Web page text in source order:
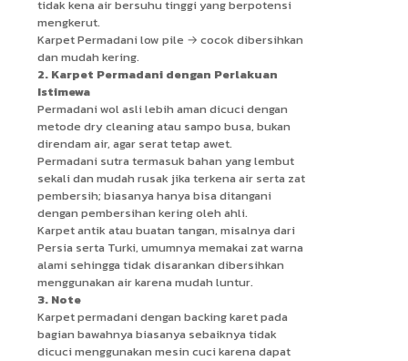
tidak kena air bersuhu tinggi yang berpotensi
mengkerut.
Karpet Permadani low pile → cocok dibersihkan
dan mudah kering.
2. Karpet Permadani dengan Perlakuan
Istimewa
Permadani wol asli lebih aman dicuci dengan
metode dry cleaning atau sampo busa, bukan
direndam air, agar serat tetap awet.
Permadani sutra termasuk bahan yang lembut
sekali dan mudah rusak jika terkena air serta zat
pembersih; biasanya hanya bisa ditangani
dengan pembersihan kering oleh ahli.
Karpet antik atau buatan tangan, misalnya dari
Persia serta Turki, umumnya memakai zat warna
alami sehingga tidak disarankan dibersihkan
menggunakan air karena mudah luntur.
3. Note
Karpet permadani dengan backing karet pada
bagian bawahnya biasanya sebaiknya tidak
dicuci menggunakan mesin cuci karena dapat